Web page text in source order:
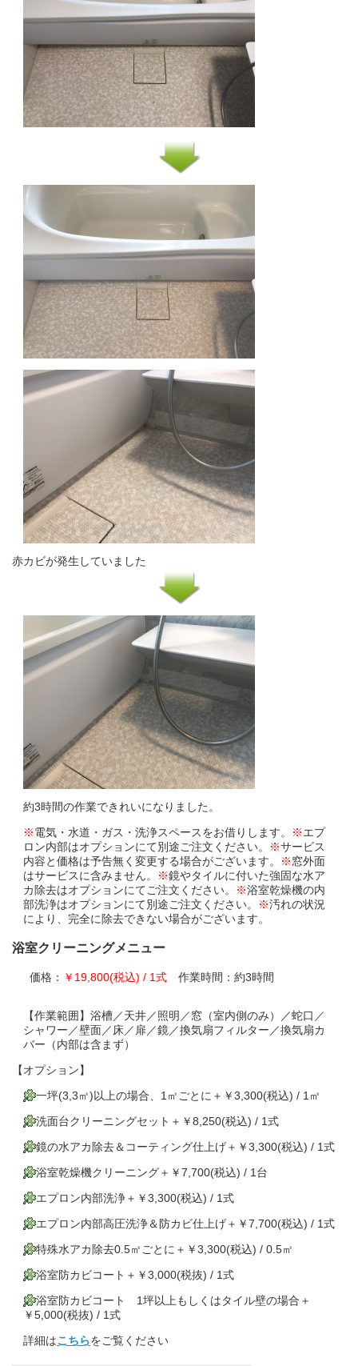
赤カビが発生していました
約3時間の作業できれいになりました。
※電気・水道・ガス・洗浄スペースをお借りします。 ※エプ
ロン内部はオプションにて別途ご注文ください。
※サービス
内容と価格は予告無く変更する場合がございます。
※窓外面
はサービスに含みません。
※鏡やタイルに付いた強固な水ア
カ除去はオプションにてご注文ください。
※浴室乾燥機の内
部洗浄はオプションにて別途ご注文ください。
※汚れの状況
により、完全に除去できない場合がございます。
浴室クリーニングメニュー
価格： ￥19,800(税込) / 1式 作業時間：約3時間
【作業範囲】浴槽／天井／照明／窓（室内側のみ）／蛇口／
シャワー／壁面／床／扉／鏡／換気扇フィルター／換気扇カ
バー（内部は含まず）
【オプション】
一坪(3,3㎡)以上の場合、1㎡ごとに＋￥3,300(税込) / 1㎡
洗面台クリーニングセット＋￥8,250(税込) / 1式
鏡の水アカ除去＆コーティング仕上げ＋￥3,300(税込) / 1式
浴室乾燥機クリーニング＋￥7,700(税込) / 1台
エプロン内部洗浄＋￥3,300(税込) / 1式
エプロン内部高圧洗浄＆防カビ仕上げ＋￥7,700(税込) / 1式
特殊水アカ除去0.5㎡ごとに＋￥3,300(税込) / 0.5㎡
浴室防カビコート＋￥3,000(税抜) / 1式
浴室防カビコート 1坪以上もしくはタイル壁の場合＋
￥5,000(税抜) / 1式
詳細はこちらをご覧ください